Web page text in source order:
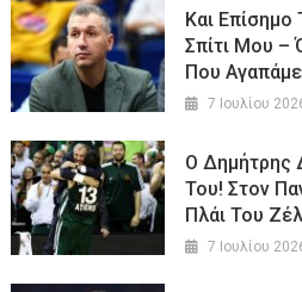
Και Επίσημο
Σπίτι Μου –
Που
7 Ιουλίου
Ο Δημήτρης
Του! Στον
Πλάι Του
7 Ιουλίου